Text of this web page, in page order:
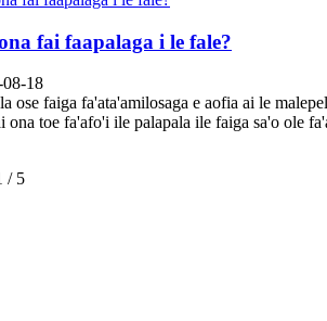
fai faapalaga i le fale?
18
ose faiga fa'ata'amilosaga e aofia ai le
ona toe fa'afo'i ile palapala ile faiga sa'o ole
/ 5